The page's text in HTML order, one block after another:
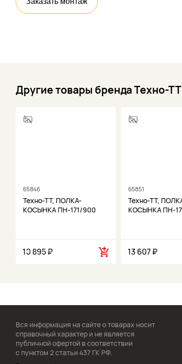
Другие товары бренда Техно-
65846
Техно-ТТ, ПОЛКА-
КОСЫНКА ПН-171/900
10 895 ₽
65851
Техно-ТТ,
КОСЫНКА ПН-
13 607 ₽
Вся информация на сайте о товарах носит
справочный характер и не является
публичной офертой в соответствии
с пунктом 2 статьи 437 ГК РФ.